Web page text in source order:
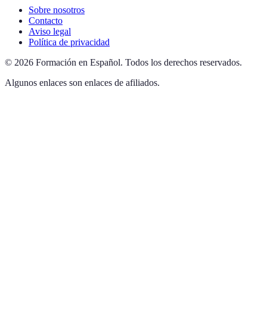
Sobre nosotros
Contacto
Aviso legal
Política de privacidad
© 2026 Formación en Español. Todos los derechos reservados.
Algunos enlaces son enlaces de afiliados.